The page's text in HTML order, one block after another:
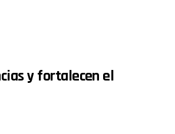
y fortalecen el